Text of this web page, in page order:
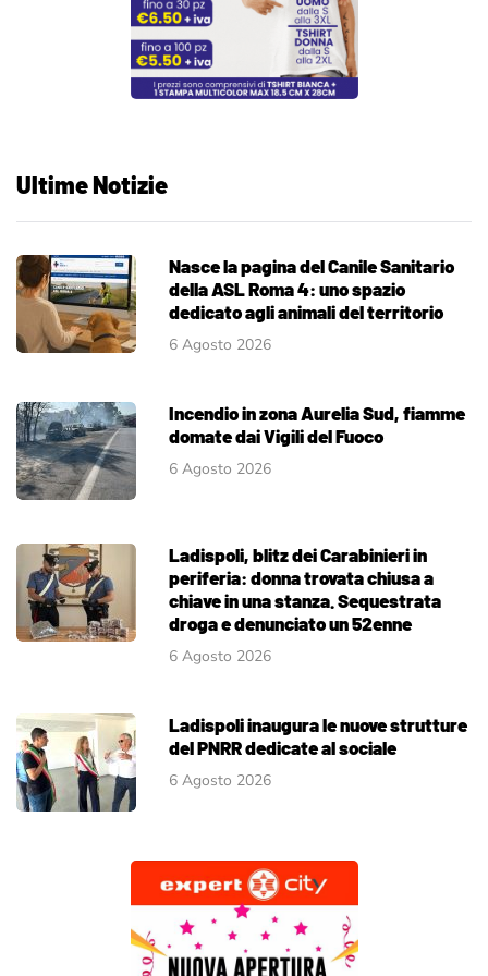
Ultime Notizie
Nasce la pagina del Canile Sanitario
della ASL Roma 4: uno spazio
dedicato agli animali del territorio
6 Agosto 2026
Incendio in zona Aurelia Sud, fiamme
domate dai Vigili del Fuoco
6 Agosto 2026
Ladispoli, blitz dei Carabinieri in
periferia: donna trovata chiusa a
chiave in una stanza. Sequestrata
droga e denunciato un 52enne
6 Agosto 2026
Ladispoli inaugura le nuove strutture
del PNRR dedicate al sociale
6 Agosto 2026